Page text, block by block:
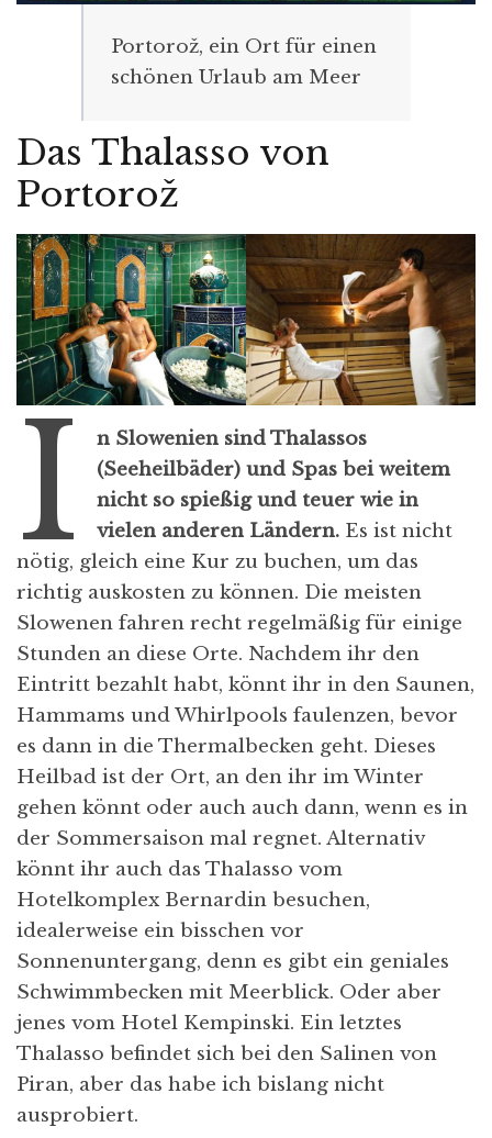
Portorož, ein Ort für einen
schönen Urlaub am Meer
Das Thalasso von
Portorož
I
n Slowenien sind Thalassos
(Seeheilbäder) und Spas bei weitem
nicht so spießig und teuer wie in
vielen anderen Ländern. Es ist nicht
nötig, gleich eine Kur zu buchen, um das
richtig auskosten zu können. Die meisten
Slowenen fahren recht regelmäßig für einige
Stunden an diese Orte. Nachdem ihr den
Eintritt bezahlt habt, könnt ihr in den Saunen,
Hammams und Whirlpools faulenzen, bevor
es dann in die Thermalbecken geht. Dieses
Heilbad ist der Ort, an den ihr im Winter
gehen könnt oder auch auch dann, wenn es in
der Sommersaison mal regnet. Alternativ
könnt ihr auch das Thalasso vom
Hotelkomplex Bernardin besuchen,
idealerweise ein bisschen vor
Sonnenuntergang, denn es gibt ein geniales
Schwimmbecken mit Meerblick. Oder aber
jenes vom Hotel Kempinski. Ein letztes
Thalasso befindet sich bei den Salinen von
Piran, aber das habe ich bislang nicht
ausprobiert.